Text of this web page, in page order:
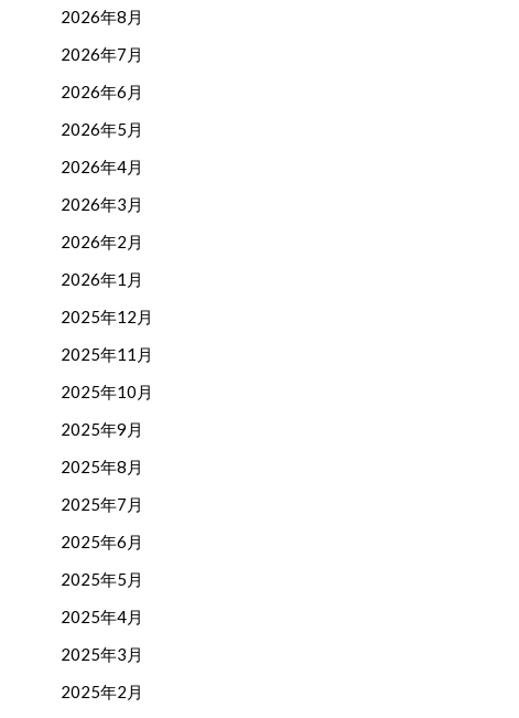
2026年8月
2026年7月
2026年6月
2026年5月
2026年4月
2026年3月
2026年2月
2026年1月
2025年12月
2025年11月
2025年10月
2025年9月
2025年8月
2025年7月
2025年6月
2025年5月
2025年4月
2025年3月
2025年2月